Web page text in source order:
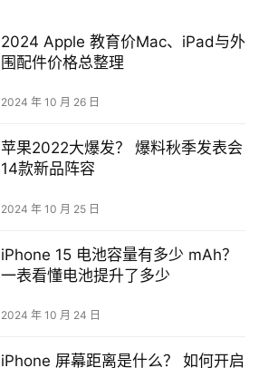
2024 Apple 教育价Mac、iPad与外
围配件价格总整理
2024 年 10 月 26 日
苹果2022大爆发？ 爆料秋季发表会
14款新品阵容
2024 年 10 月 25 日
iPhone 15 电池容量有多少 mAh？
一表看懂电池提升了多少
2024 年 10 月 24 日
iPhone 屏幕距离是什么？ 如何开启